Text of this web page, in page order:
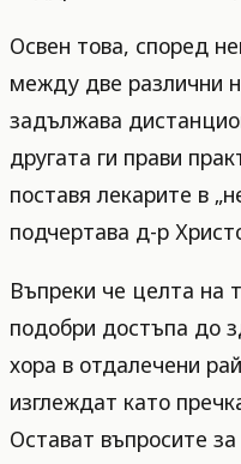
Освен това, според
между две различни
задължава
другата ги прави
поставя лекарите в
подчертава д-р
Въпреки че целта на
подобри достъпа до
хора в отдалечени
изглеждат като
Остават въпросите